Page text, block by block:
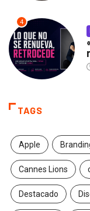
4
TAGS
Apple
Cannes Lions
Destacado